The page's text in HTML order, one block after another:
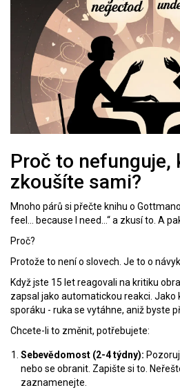
Proč to nefunguje,
zkoušíte sami?
Mnoho párů si přečte knihu o
feel… because I need…“ a zkusí to. A
Proč?
Protože to není o slovech. Je to o
Když jste 15 let reagovali na kritiku
zapsal jako automatickou reakci. Jako
sporáku - ruka se vytáhne, aniž byste
Chcete-li to změnit, potřebujete:
Sebevědomost (2-4 týdny):
nebo se obranit. Zapište si to.
zaznamenejte.